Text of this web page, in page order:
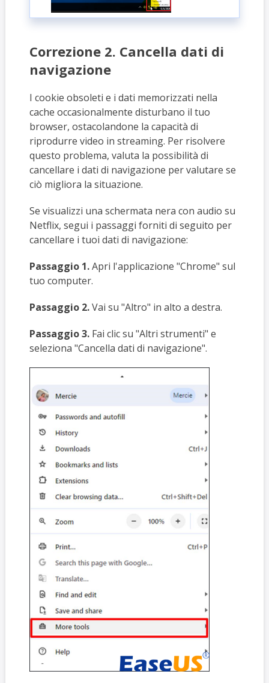
Correzione 2. Cancella dati di
navigazione
I cookie obsoleti e i dati memorizzati nella
cache occasionalmente disturbano il tuo
browser, ostacolandone la capacità di
riprodurre video in streaming. Per risolvere
questo problema, valuta la possibilità di
cancellare i dati di navigazione per valutare se
ciò migliora la situazione.
Se visualizzi una schermata nera con audio su
Netflix, segui i passaggi forniti di seguito per
cancellare i tuoi dati di navigazione:
Passaggio 1.Apri l'applicazione "Chrome" sul
tuo computer.
Passaggio 2.Vai su "Altro" in alto a destra.
Passaggio 3.Fai clic su "Altri strumenti" e
seleziona "Cancella dati di navigazione".